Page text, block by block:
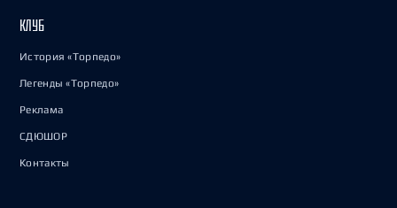
КЛУБ
История «Торпедо»
Легенды «Торпедо»
Реклама
СДЮШОР
Контакты